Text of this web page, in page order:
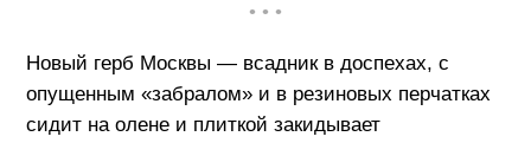
• • •
Новый герб Москвы — всадник в доспехах, с
опущенным «забралом» и в резиновых перчатках
сидит на олене и плиткой закидывает